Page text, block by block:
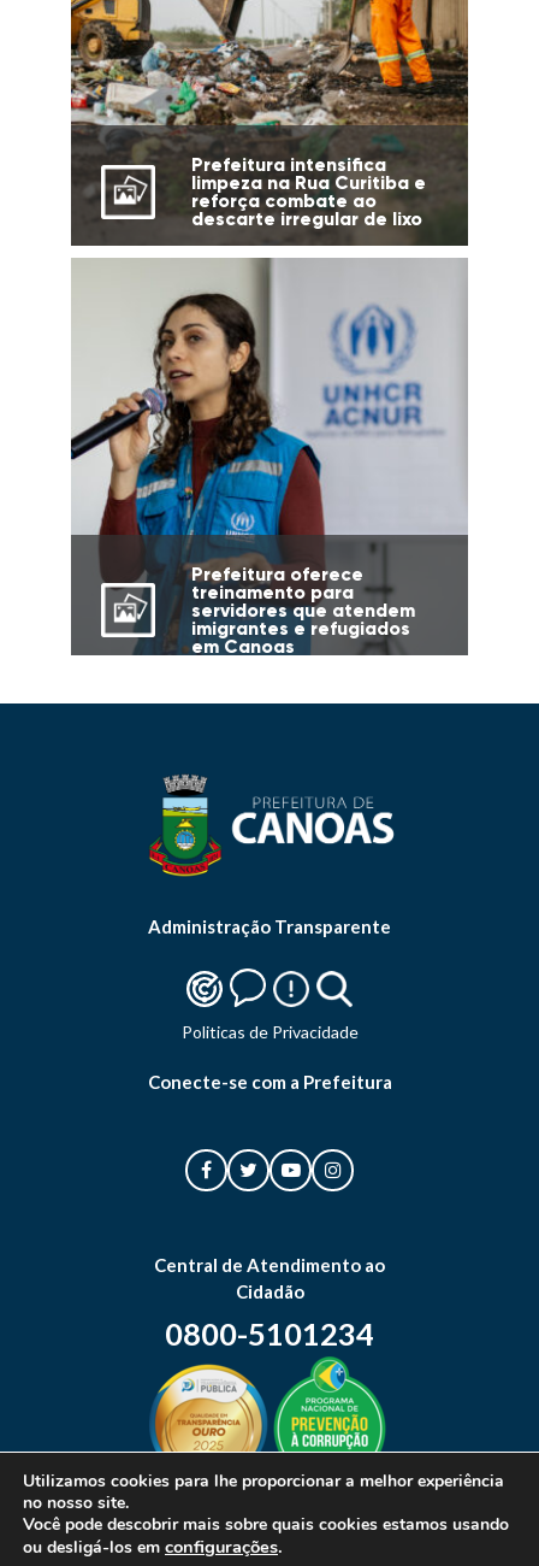
Prefeitura intensifica
limpeza na Rua Curitiba e
reforça combate ao
descarte irregular de lixo
Prefeitura oferece
treinamento para
servidores que atendem
imigrantes e refugiados
em Canoas
Administração Transparente
Politicas de Privacidade
Conecte-se com a Prefeitura
Central de Atendimento ao
Cidadão
0800-5101234
Utilizamos cookies para lhe proporcionar a melhor experiência
no nosso site.
Você pode descobrir mais sobre quais cookies estamos usando
ou desligá-los em configurações.